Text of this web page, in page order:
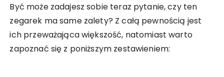
Być może zadajesz sobie teraz pytanie, czy ten
zegarek ma same zalety? Z całą pewnością jest
ich przeważająca większość, natomiast warto
zapoznać się z poniższym zestawieniem: